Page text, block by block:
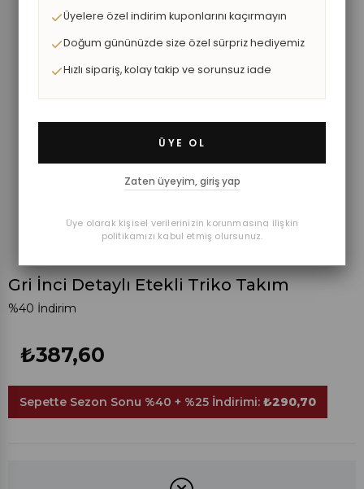
Gri İnci Detaylı Etekli Triko Takım
%40 İndirim
₺387,60
Sepette Sezon Sonu %40 + %25 İndirimi: ₺290,70
Üyelere özel indirim kuponlarını kaçırmayın
Doğum gününüzde size özel sürpriz hediyemiz
Hızlı sipariş, kolay takip ve sorunsuz iade
ÜYE OL
Zaten üyeyim, giriş yap
Üye olarak kişisel verilerinizin korunmasına ilişkin
politikamızı kabul etmiş olursunuz.